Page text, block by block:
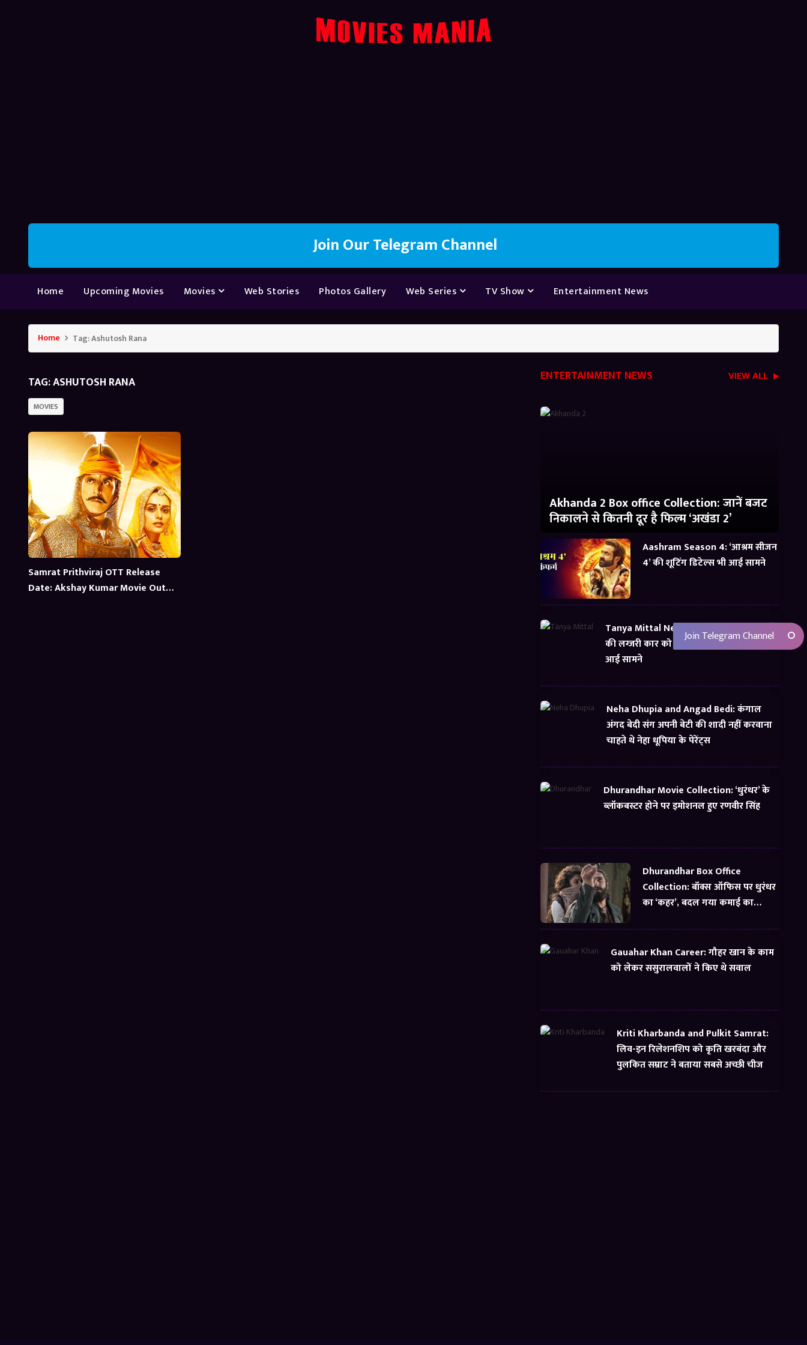
Join Our Telegram Channel
Home Upcoming Movies Movies Web Stories Photos Gallery Web Series TV Show Entertainment News
Home Tag:Ashutosh Rana
TAG:ASHUTOSH RANA
MOVIES
Samrat Prithviraj OTT Release
Date: Akshay Kumar Movie Out
ENTERTAINMENT NEWS VIEW ALL
Akhanda 2 Box office Collection: जानें बजट
निकालने से कितनी दूर है फिल्म ‘अखंडा 2’
Aashram Season 4: ‘आश्रम सीजन
4’ की शूटिंग डिटेल्स भी आई सामने
Tanya Mittal Net Worth: तान्या मित्तल भाड़े
की लग्जरी कार को बता रही थी अपना, यूं सच्चाई
आई सामने
Neha Dhupia and Angad Bedi: कंगाल
अंगद बेदी संग अपनी बेटी की शादी नहीं करवाना
चाहते थे नेहा धूपिया के पेरेंट्स
Dhurandhar Movie Collection: ‘धुरंधर’ के
ब्लॉकबस्टर होने पर इमोशनल हुए रणवीर सिंह
Dhurandhar Box Office
Collection: बॉक्स ऑफिस पर धुरंधर
का ‘कहर’, बदल गया कमाई का
Gauahar Khan Career: गौहर खान के काम
को लेकर ससुरालवालों ने किए थे सवाल
Kriti Kharbanda and Pulkit Samrat:
लिव-इन रिलेशनशिप को कृति खरबंदा और
पुलकित सम्राट ने बताया सबसे अच्छी चीज
Join Telegram Channel